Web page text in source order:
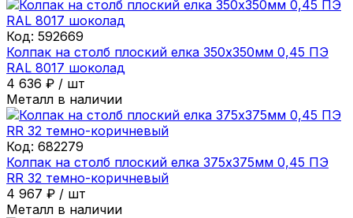
Код: 592669
Колпак на столб плоский елка 350х350мм 0,45 ПЭ
RAL 8017 шоколад
4 636 ₽ / шт
Металл в наличии
Код: 682279
Колпак на столб плоский елка 375х375мм 0,45 ПЭ
RR 32 темно-коричневый
4 967 ₽ / шт
Металл в наличии